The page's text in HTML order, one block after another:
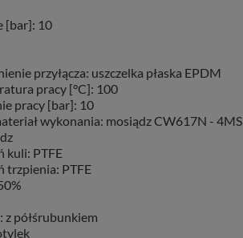
[bar]: 10
przyłącza: uszczelka płaska EPDM
pracy [°C]: 100
pracy [bar]: 10
wykonania: mosiądz CW617N - 4MS
kuli: PTFE
trzpienia: PTFE
z półśrubunkiem